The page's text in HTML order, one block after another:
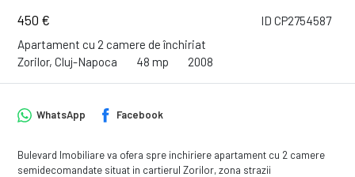
ID CP2754587
450 €
Apartament cu 2 camere de închiriat
Zorilor, Cluj-Napoca
48 mp 2008
WhatsApp Facebook
Bulevard Imobiliare va ofera spre inchiriere apartament cu 2 camere
semidecomandate situat in cartierul Zorilor, zona strazii